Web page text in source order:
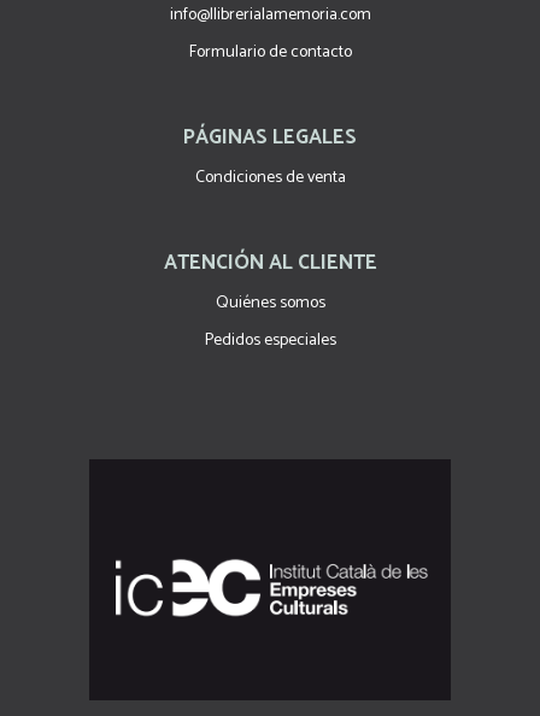
info@llibrerialamemoria.com
Formulario de contacto
PÁGINAS LEGALES
Condiciones de venta
ATENCIÓN AL CLIENTE
Quiénes somos
Pedidos especiales